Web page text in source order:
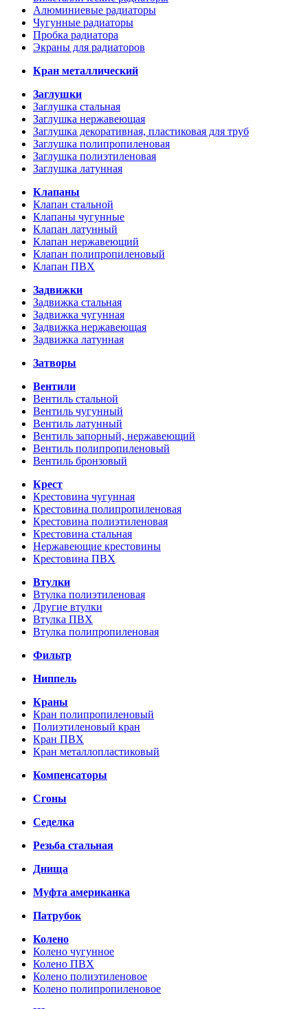
Алюминиевые радиаторы
Чугунные радиаторы
Пробка радиатора
Экраны для радиаторов
Кран металлический
Заглушки
Заглушка стальная
Заглушка нержавеющая
Заглушка декоративная, пластиковая для труб
Заглушка полипропиленовая
Заглушка полиэтиленовая
Заглушка латунная
Клапаны
Клапан стальной
Клапаны чугунные
Клапан латунный
Клапан нержавеющий
Клапан полипропиленовый
Клапан ПВХ
Задвижки
Задвижка стальная
Задвижка чугунная
Задвижка нержавеющая
Задвижка латунная
Затворы
Вентили
Вентиль стальной
Вентиль чугунный
Вентиль латунный
Вентиль запорный, нержавеющий
Вентиль полипропиленовый
Вентиль бронзовый
Крест
Крестовина чугунная
Крестовина полипропиленовая
Крестовина полиэтиленовая
Крестовина стальная
Нержавеющие крестовины
Крестовина ПВХ
Втулки
Втулка полиэтиленовая
Другие втулки
Втулка ПВХ
Втулка полипропиленовая
Фильтр
Ниппель
Краны
Кран полипропиленовый
Полиэтиленовый кран
Кран ПВХ
Кран металлопластиковый
Компенсаторы
Сгоны
Седелка
Резьба стальная
Днища
Муфта американка
Патрубок
Колено
Колено чугунное
Колено ПВХ
Колено полиэтиленовое
Колено полипропиленовое